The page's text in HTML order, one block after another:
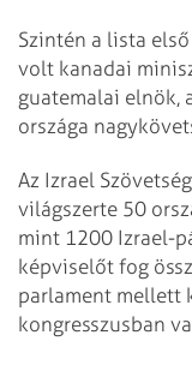
Szintén a lista
volt kanadai
guatemalai elnök,
országa
Az Izrael
világszerte 50
mint 1200 Izrael-
képviselőt fog
parlament mellett
kongresszusban